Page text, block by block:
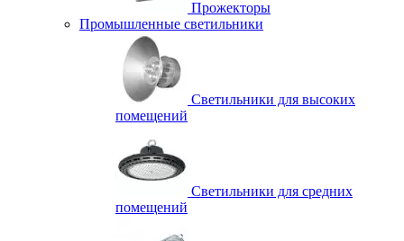
Прожекторы
Промышленные светильники
Светильники для высоких
помещений
Светильники для средних
помещений